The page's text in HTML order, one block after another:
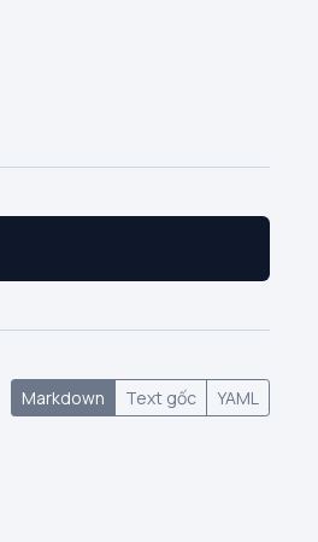
Markdown Text gốc YAML